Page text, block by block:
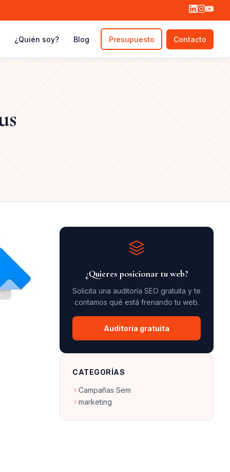
¿Quién soy? Blog Presupuesto Contacto
¿Quieres posicionar tu web?
Solicita una auditoría SEO gratuita y te
contamos qué está frenando tu web.
Auditoría gratuita
CATEGORÍAS
Campañas Sem
marketing